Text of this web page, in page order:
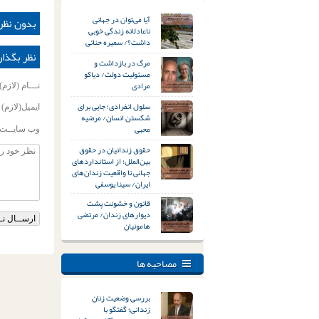
بدون
نظر
نـــام (لازم)
ایمیل(لازم)
وب سایــت
آیا می‌توان در جهانی
ناعادلانه زندگی خوبی
داشت؟/ سمیره حنائی
مرگ در بازداشت و
مسئولیت دولت/ دیاکو
مرادی
سلول انفرادی؛ جایی برای
شکستن انسان/ مرضیه
محبی
حقوق زندانیان در حقوق
بین‌الملل؛ از استانداردهای
جهانی تا واقعیت زندان‌های
ایران/ سینا یوسفی
قانون و خشونت پشت
دیوارهای زندان/ مرتضی
هامونیان
مصاحبه ها
بررسی وضعیت زنان
زندانی؛ گفتگو با